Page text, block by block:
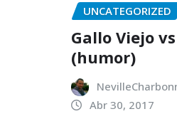
UNCATEGORIZED
Gallo Viejo
(humor)
Abr 30, 2017